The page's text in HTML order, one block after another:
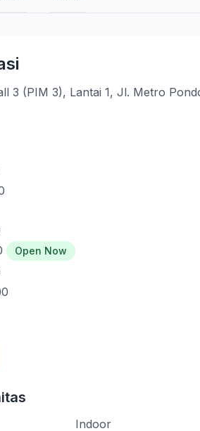
3 (PIM 3), Lantai 1, Jl. Metro
Open Now
Indoor